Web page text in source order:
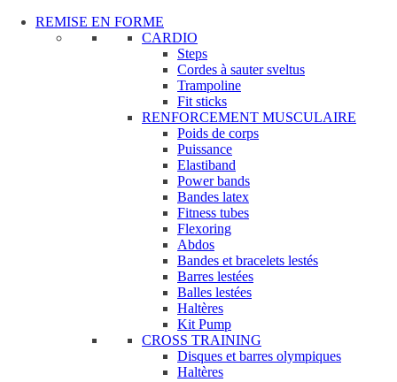
REMISE EN FORME
CARDIO
Steps
Cordes à sauter sveltus
Trampoline
Fit sticks
RENFORCEMENT MUSCULAIRE
Poids de corps
Puissance
Elastiband
Power bands
Bandes latex
Fitness tubes
Flexoring
Abdos
Bandes et bracelets lestés
Barres lestées
Balles lestées
Haltères
Kit Pump
CROSS TRAINING
Disques et barres olympiques
Haltères